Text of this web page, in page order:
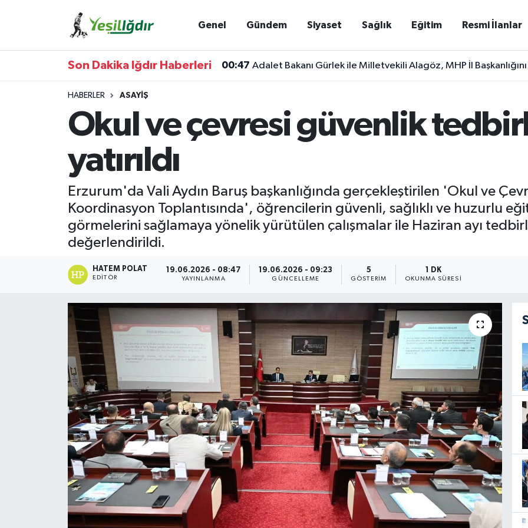
Genel Gündem Siyaset Sağlık Eğitim Resmi İlanlar
Son Dakika Iğdır Haberleri 00:47 Adalet Bakanı Gürlek ile Milletvekili Alagöz, MHP İl
HABERLER ASAYIŞ
Okul ve çevresi güvenlik
yatırıldı
Erzurum'da Vali Aydın Baruş başkanlığında gerçekleştirilen 'Okul ve
Koordinasyon Toplantısında', öğrencilerin güvenli, sağlıklı ve huzurlu
görmelerini sağlamaya yönelik yürütülen çalışmalar ile Haziran ayı
değerlendirildi.
HATEM POLAT
EDITÖR
19.06.2026 - 08:47
YAYINLANMA
19.06.2026 - 09:23
GÜNCELLEME
5
GÖSTERIM
1 DK
OKUNMA SÜRESI
Iğdır Trafik Yoğunluk Haritası
Süper Lig Puan Durumu ve Fikstür
Tüm Manşetler
Son Dakika Haberleri